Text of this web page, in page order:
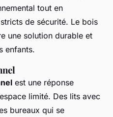
tout en
de sécurité. Le bois
une solution durable et
enfants.
est une réponse
limité. Des lits avec
bureaux qui se